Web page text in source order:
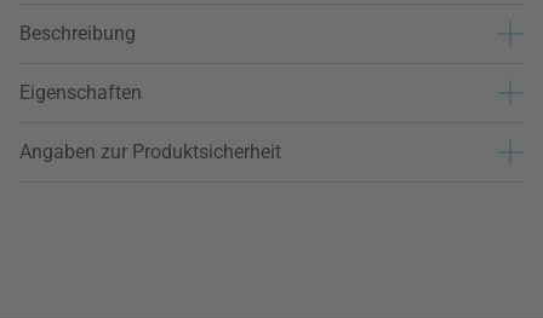
Beschreibung
Eigenschaften
Angaben zur Produktsicherheit